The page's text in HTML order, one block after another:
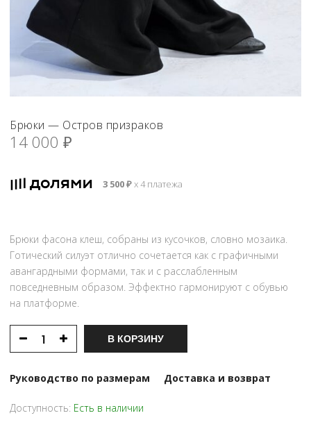
Брюки — Остров призраков
14 000 ₽
3 500₽х 4 платежа
Брюки фасона клеш, собраны из кусочков, словно мозаика.
Готический силуэт отлично сочетается как с графичными
авангардными формами, так и с расслабленным
повседневным образом. Эффектно гармонируют с обувью
на платформе.
В КОРЗИНУ
Руководство по размерам Доставка и возврат
Доступность: Есть в наличии